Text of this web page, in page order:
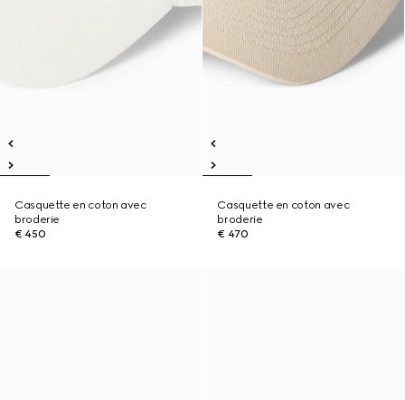
Casquette en coton avec
broderie
€ 450
Casquette en coton avec
broderie
€ 470